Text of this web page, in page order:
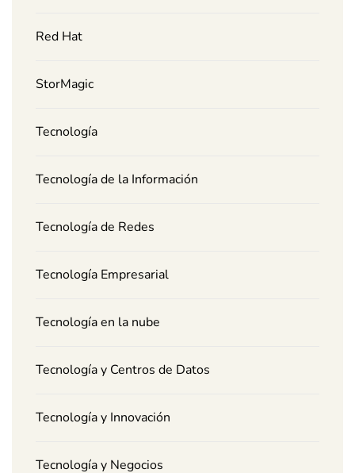
Red Hat
StorMagic
Tecnología
Tecnología de la Información
Tecnología de Redes
Tecnología Empresarial
Tecnología en la nube
Tecnología y Centros de Datos
Tecnología y Innovación
Tecnología y Negocios